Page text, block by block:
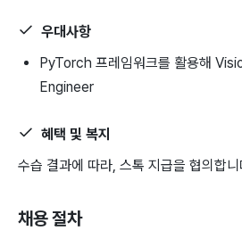
우대사항
PyTorch 프레임워크를 활용해
Engineer
혜택 및 복지
수습 결과에 따라, 스톡 지급을 협의합니
채용 절차